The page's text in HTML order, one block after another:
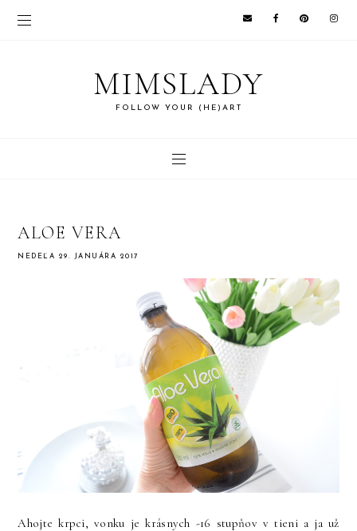
MIMSLADY
FOLLOW YOUR (HE)ART
ALOE VERA
NEDEĽA 29. JANUÁRA 2017
Ahojte krpci, vonku je krásnych -16 stupňov v tieni a ja už